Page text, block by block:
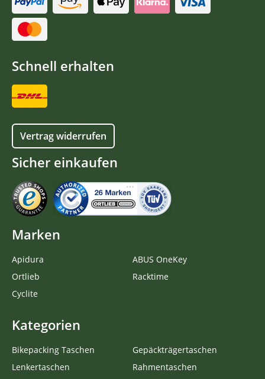
Schnell erhalten
Vertrag widerrufen
Sicher einkaufen
Marken
Apidura
Ortlieb
Cyclite
ABUS OneKey
Racktime
Kategorien
Bikepacking Taschen
Lenkertaschen
Gepäckträgertaschen
Rahmentaschen